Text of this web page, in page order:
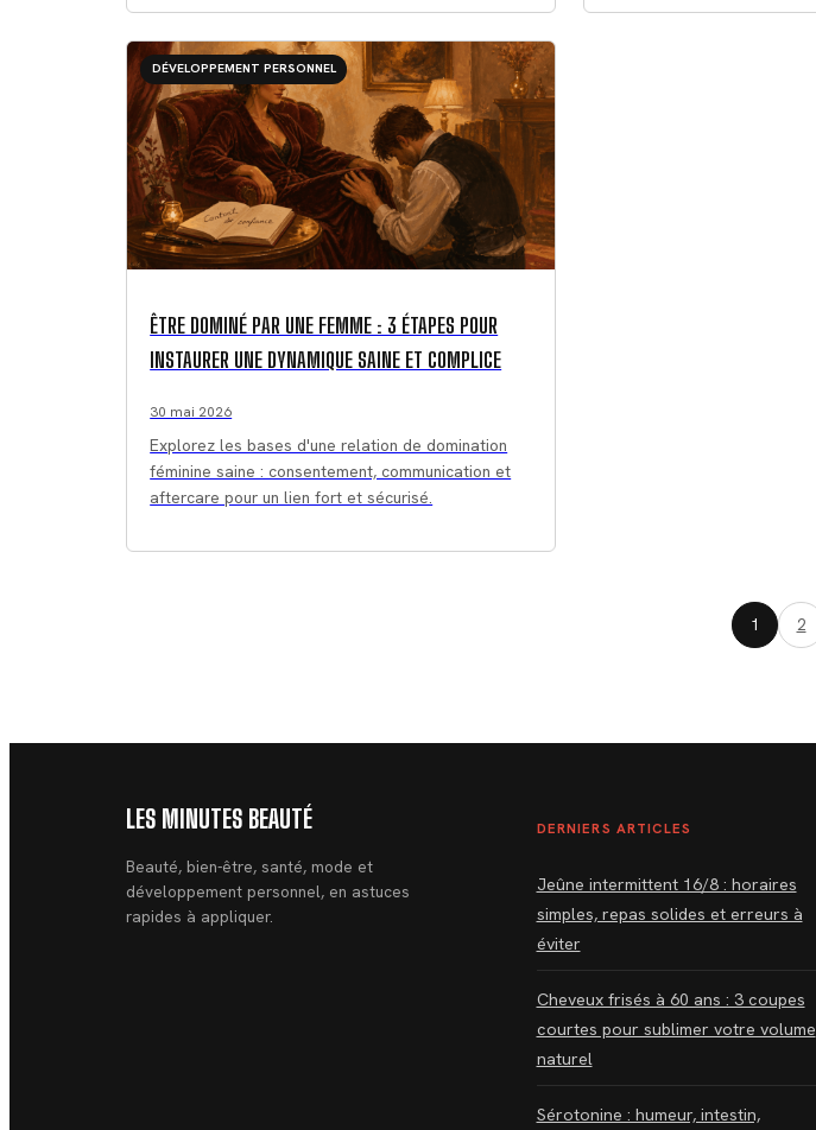
DÉVELOPPEMENT PERSONNEL
ÊTRE DOMINÉ PAR UNE FEMME : 3 ÉTAPES POUR
INSTAURER UNE DYNAMIQUE SAINE ET COMPLICE
30 mai 2026
Explorez les bases d'une relation de domination
féminine saine : consentement, communication et
aftercare pour un lien fort et sécurisé.
1 2
LES MINUTES BEAUTÉ
Beauté, bien-être, santé, mode et
développement personnel, en astuces
rapides à appliquer.
DERNIERS ARTICLES
Jeûne intermittent 16/8 : horaires
simples, repas solides et erreurs à
éviter
Cheveux frisés à 60 ans : 3 coupes
courtes pour sublimer votre volume
naturel
Sérotonine : humeur, intestin,